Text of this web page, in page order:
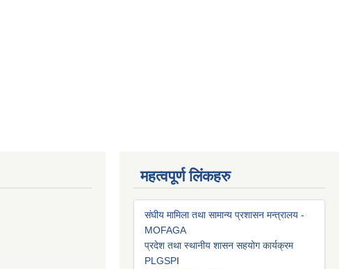
महत्वपूर्ण लिंकहरु
संघीय मामिला तथा सामान्य प्रशासन मन्त्रालय -
MOFAGA
प्रदेश तथा स्थानीय शासन सहयोग कार्यक्रम
PLGSPI